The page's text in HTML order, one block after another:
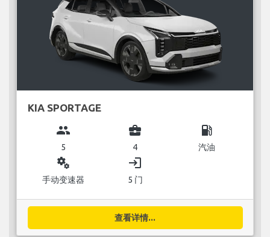
KIA SPORTAGE
group
5
business_center
4
local_gas_station
汽油
miscellaneous_services
手动变速器
login
5 门
查看详情...